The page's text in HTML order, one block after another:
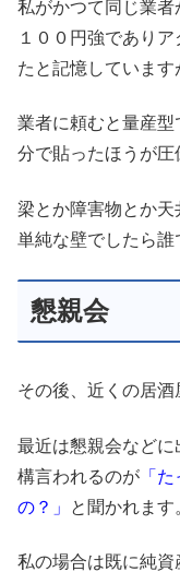
私がかつて同じ業
１００円強であり
たと記憶しています
業者に頼むと量産
分で貼ったほうが圧
梁とか障害物とか
単純な壁でしたら誰
懇親会
その後、近くの居酒
最近は懇親会など
構言われるのが 「
の？」
と聞かれます
私の場合は既に純